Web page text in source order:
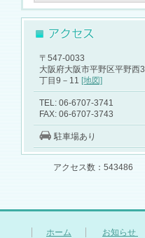
〒547-0033
大阪府大阪市平野区平野西3
丁目9－11 [地図]
TEL: 06-6707-3741
FAX: 06-6707-3743
駐車場あり
アクセス数：543486
ホーム お知らせ